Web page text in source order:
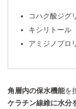
コハク酸ジグ
キシリトール
アミジノプロ
角層内の保水機能を
ケラチン線維に水分